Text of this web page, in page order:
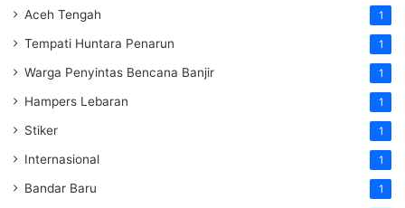
Aceh Tengah 1
Tempati Huntara Penarun 1
Warga Penyintas Bencana Banjir 1
Hampers Lebaran 1
Stiker 1
Internasional 1
Bandar Baru 1